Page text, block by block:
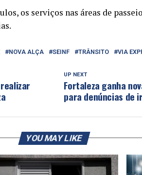
os serviços nas áreas de
NOVA ALÇA SEINF TRÂNSITO VIA
UP NEXT
Fortaleza ganha
para denúncias de
YOU MAY LIKE